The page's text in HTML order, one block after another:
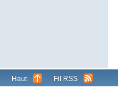
Haut Fil RSS